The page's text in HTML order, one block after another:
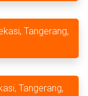
Tangerang,
Tangerang,